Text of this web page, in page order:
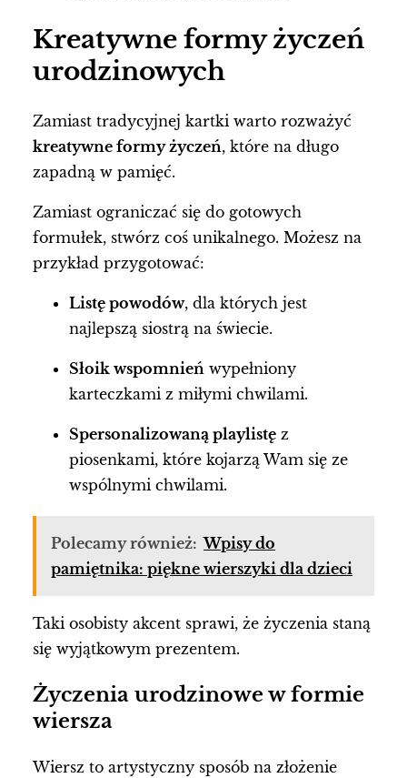
Kreatywne formy życzeń
urodzinowych
Zamiast tradycyjnej kartki warto rozważyć
kreatywne formy życzeń, które na długo
zapadną w pamięć.
Zamiast ograniczać się do gotowych
formułek, stwórz coś unikalnego. Możesz na
przykład przygotować:
Listę powodów, dla których jest
najlepszą siostrą na świecie.
Słoik wspomnień wypełniony
karteczkami z miłymi chwilami.
Spersonalizowaną playlistę z
piosenkami, które kojarzą Wam się ze
wspólnymi chwilami.
Polecamy również: Wpisy do
pamiętnika: piękne wierszyki dla dzieci
Taki osobisty akcent sprawi, że życzenia staną
się wyjątkowym prezentem.
Życzenia urodzinowe w formie
wiersza
Wiersz to artystyczny sposób na złożenie